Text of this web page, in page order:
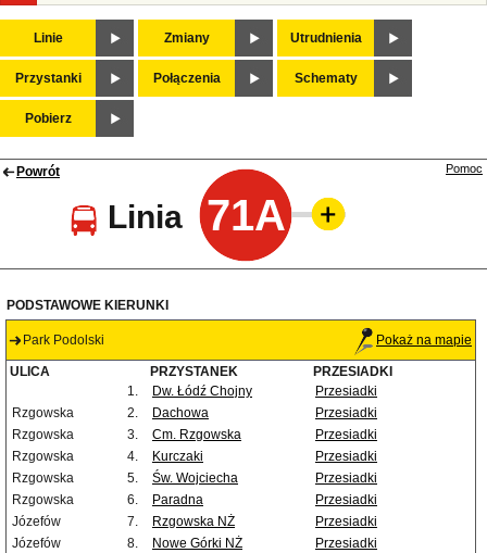
Linie Zmiany Utrudnienia
Przystanki Połączenia Schematy
Pobierz
Powrót
Linia 71A
Pomoc
PODSTAWOWE KIERUNKI
Park Podolski Pokaż na mapie
ULICA PRZYSTANEK
PRZESIADKI
1.
Dw. Łódź Chojny
Przesiadki
Rzgowska
2. Dachowa
Przesiadki
Rzgowska
3. Cm. Rzgowska
Przesiadki
Rzgowska
4. Kurczaki
Przesiadki
Rzgowska
5. Św. Wojciecha
Przesiadki
Rzgowska
6. Paradna
Przesiadki
Józefów
7. Rzgowska NŻ
Przesiadki
Józefów
8. Nowe Górki NŻ
Przesiadki